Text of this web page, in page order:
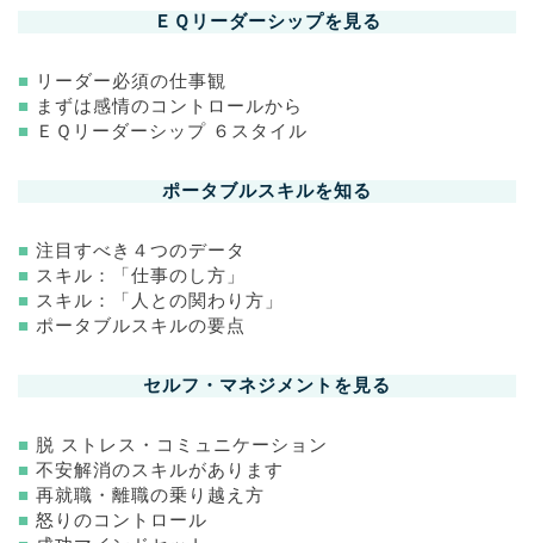
ＥＱリーダーシップを見る
■ リーダー必須の仕事観
■ まずは感情のコントロールから
■ ＥＱリーダーシップ ６スタイル
ポータブルスキルを知る
■ 注目すべき４つのデータ
■ スキル：「仕事のし方」
■ スキル：「人との関わり方」
■ ポータブルスキルの要点
セルフ・マネジメントを見る
■ 脱 ストレス・コミュニケーション
■ 不安解消のスキルがあります
■ 再就職・離職の乗り越え方
■ 怒りのコントロール